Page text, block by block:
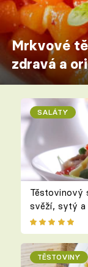
Mrkvové
zdravá a
SALÁTY
Těstovinový
svěží, sytý
TĚSTOVINY